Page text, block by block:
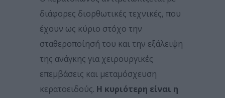
διάφορες διορθωτικές τεχνικές, που
έχουν ως κύριο στόχο την
σταθεροποίησή του και την εξάλειψη
της ανάγκης για χειρουργικές
επεμβάσεις και μεταμόσχευση
κερατοειδούς. Η κυριότερη είναι η